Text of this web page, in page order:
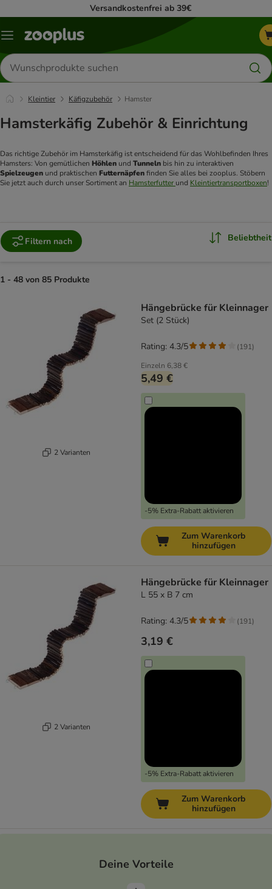
Versandkostenfrei ab 39€
Menü
Produkte
suchen
Kleintier Käfigzubehör Hamster
Hamsterkäfig Zubehör & Einrichtung
Das richtige Zubehör im Hamsterkäfig ist entscheidend für das Wohlbefinden Ihres
Hamsters: Von gemütlichen Höhlen und Tunneln
Spielzeugen und praktischen Futternäpfen finden Sie alles bei zooplus. Stöbern
Sie jetzt auch durch unser Sortiment an Hamsterfutter und Kleintiertransportboxen!
Filtern nach Beliebtheit
1 - 48 von 85 Produkte
2 Varianten
Hängebrücke für Kleinnager
Set (2 Stück)
Einzeln 6,38 €
5,49 €
-5% Extra-Rabatt aktivieren
Rating: 4.3/5 (191)
Zum Warenkorb
hinzufügen
2 Varianten
Hängebrücke für Kleinnager
L 55 x B 7 cm
3,19 €
-5% Extra-Rabatt aktivieren
Rating: 4.3/5 (191)
Zum Warenkorb
hinzufügen
Deine Vorteile